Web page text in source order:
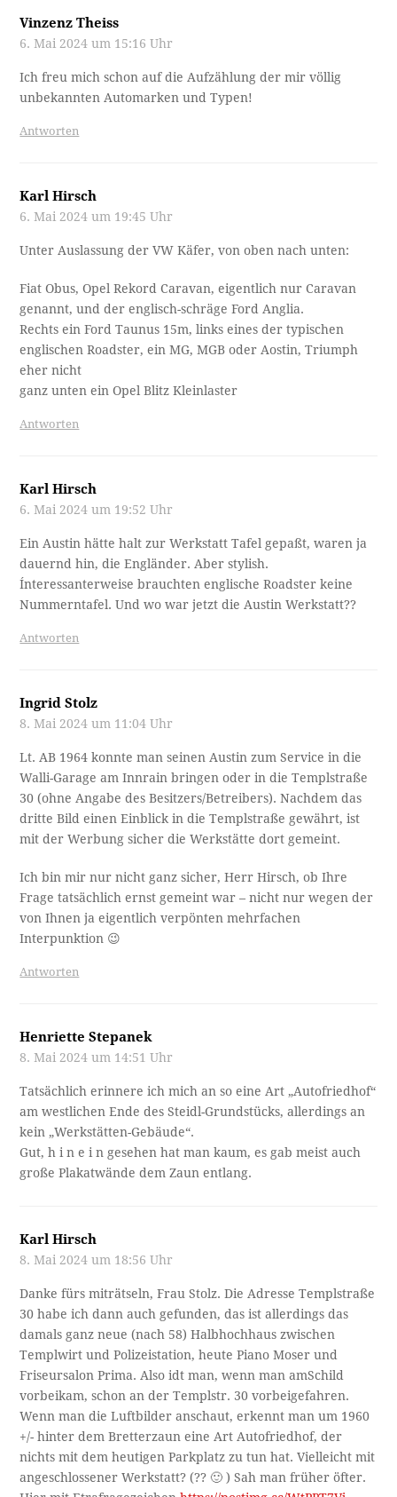
Vinzenz Theiss
6. Mai 2024 um 15:16 Uhr
Ich freu mich schon auf die Aufzählung der mir völlig
unbekannten Automarken und Typen!
Antworten
Karl Hirsch
6. Mai 2024 um 19:45 Uhr
Unter Auslassung der VW Käfer, von oben nach unten:
Fiat Obus, Opel Rekord Caravan, eigentlich nur Caravan
genannt, und der englisch-schräge Ford Anglia.
Rechts ein Ford Taunus 15m, links eines der typischen
englischen Roadster, ein MG, MGB oder Aostin, Triumph
eher nicht
ganz unten ein Opel Blitz Kleinlaster
Antworten
Karl Hirsch
6. Mai 2024 um 19:52 Uhr
Ein Austin hätte halt zur Werkstatt Tafel gepaßt, waren ja
dauernd hin, die Engländer. Aber stylish.
Ínteressanterweise brauchten englische Roadster keine
Nummerntafel. Und wo war jetzt die Austin Werkstatt??
Antworten
Ingrid Stolz
8. Mai 2024 um 11:04 Uhr
Lt. AB 1964 konnte man seinen Austin zum Service in die
Walli-Garage am Innrain bringen oder in die Templstraße
30 (ohne Angabe des Besitzers/Betreibers). Nachdem das
dritte Bild einen Einblick in die Templstraße gewährt, ist
mit der Werbung sicher die Werkstätte dort gemeint.
Ich bin mir nur nicht ganz sicher, Herr Hirsch, ob Ihre
Frage tatsächlich ernst gemeint war – nicht nur wegen der
von Ihnen ja eigentlich verpönten mehrfachen
Interpunktion 😉
Antworten
Henriette Stepanek
8. Mai 2024 um 14:51 Uhr
Tatsächlich erinnere ich mich an so eine Art „Autofriedhof“
am westlichen Ende des Steidl-Grundstücks, allerdings an
kein „Werkstätten-Gebäude“.
Gut, h i n e i n gesehen hat man kaum, es gab meist auch
große Plakatwände dem Zaun entlang.
Karl Hirsch
8. Mai 2024 um 18:56 Uhr
Danke fürs miträtseln, Frau Stolz. Die Adresse Templstraße
30 habe ich dann auch gefunden, das ist allerdings das
damals ganz neue (nach 58) Halbhochhaus zwischen
Templwirt und Polizeistation, heute Piano Moser und
Friseursalon Prima. Also idt man, wenn man amSchild
vorbeikam, schon an der Templstr. 30 vorbeigefahren.
Wenn man die Luftbilder anschaut, erkennt man um 1960
+/- hinter dem Bretterzaun eine Art Autofriedhof, der
nichts mit dem heutigen Parkplatz zu tun hat. Vielleicht mit
angeschlossener Werkstatt? (?? 🙂 ) Sah man früher öfter.